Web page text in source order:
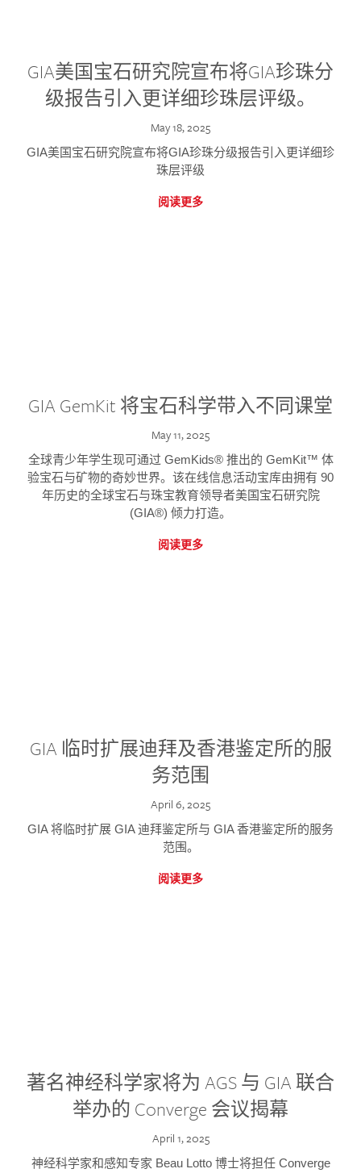
GIA美国宝石研究院宣布将GIA珍珠分
级报告引入更详细珍珠层评级。
May 18, 2025
GIA美国宝石研究院宣布将GIA珍珠分级报告引入更详细珍
珠层评级
阅读更多
GIA GemKit 将宝石科学带入不同课堂
May 11, 2025
全球青少年学生现可通过 GemKids® 推出的 GemKit™ 体
验宝石与矿物的奇妙世界。该在线信息活动宝库由拥有 90
年历史的全球宝石与珠宝教育领导者美国宝石研究院
(GIA®) 倾力打造。
阅读更多
GIA 临时扩展迪拜及香港鉴定所的服
务范围
April 6, 2025
GIA 将临时扩展 GIA 迪拜鉴定所与 GIA 香港鉴定所的服务
范围。
阅读更多
著名神经科学家将为 AGS 与 GIA 联合
举办的 Converge 会议揭幕
April 1, 2025
神经科学家和感知专家 Beau Lotto 博士将担任 Converge